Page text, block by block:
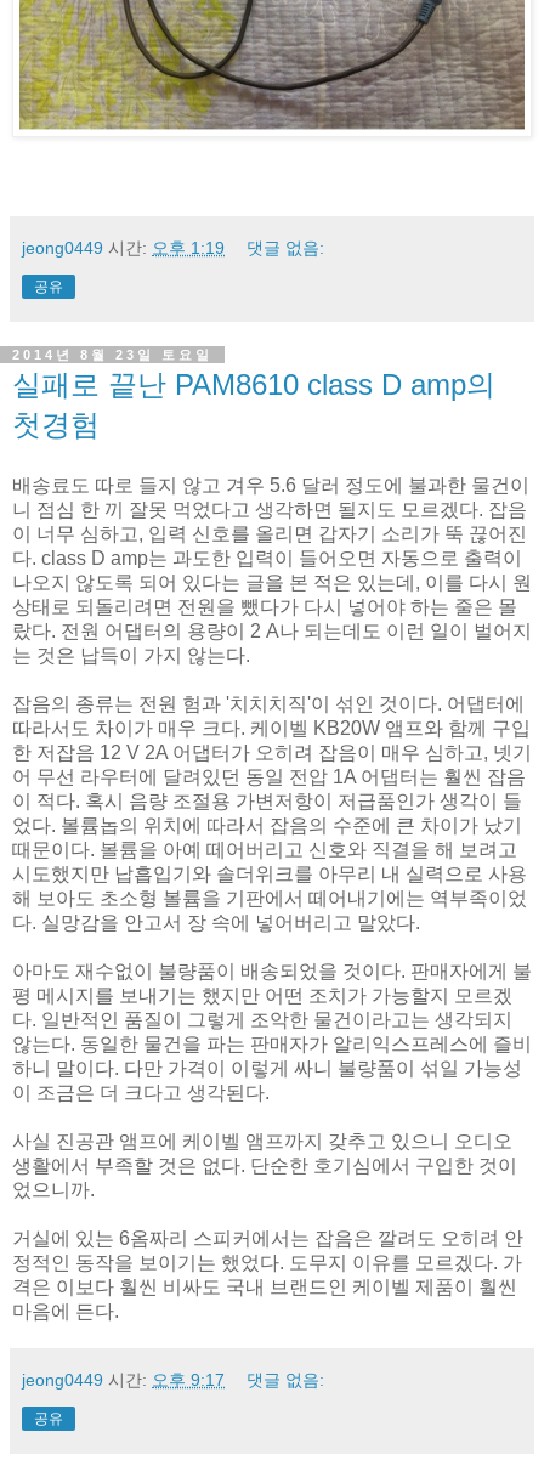
jeong0449 시간: 오후 1:19 댓글 없음:
공유
2014년 8월 23일 토요일
실패로 끝난 PAM8610 class D amp의
첫경험
배송료도 따로 들지 않고 겨우 5.6 달러 정도에 불과한 물건이
니 점심 한 끼 잘못 먹었다고 생각하면 될지도 모르겠다. 잡음
이 너무 심하고, 입력 신호를 올리면 갑자기 소리가 뚝 끊어진
다. class D amp는 과도한 입력이 들어오면 자동으로 출력이
나오지 않도록 되어 있다는 글을 본 적은 있는데, 이를 다시 원
상태로 되돌리려면 전원을 뺐다가 다시 넣어야 하는 줄은 몰
랐다. 전원 어댑터의 용량이 2 A나 되는데도 이런 일이 벌어지
는 것은 납득이 가지 않는다.
잡음의 종류는 전원 험과 '치치치직'이 섞인 것이다. 어댑터에
따라서도 차이가 매우 크다. 케이벨 KB20W 앰프와 함께 구입
한 저잡음 12 V 2A 어댑터가 오히려 잡음이 매우 심하고, 넷기
어 무선 라우터에 달려있던 동일 전압 1A 어댑터는 훨씬 잡음
이 적다. 혹시 음량 조절용 가변저항이 저급품인가 생각이 들
었다. 볼륨놉의 위치에 따라서 잡음의 수준에 큰 차이가 났기
때문이다. 볼륨을 아예 떼어버리고 신호와 직결을 해 보려고
시도했지만 납흡입기와 솔더위크를 아무리 내 실력으로 사용
해 보아도 초소형 볼륨을 기판에서 떼어내기에는 역부족이었
다. 실망감을 안고서 장 속에 넣어버리고 말았다.
아마도 재수없이 불량품이 배송되었을 것이다. 판매자에게 불
평 메시지를 보내기는 했지만 어떤 조치가 가능할지 모르겠
다. 일반적인 품질이 그렇게 조악한 물건이라고는 생각되지
않는다. 동일한 물건을 파는 판매자가 알리익스프레스에 즐비
하니 말이다. 다만 가격이 이렇게 싸니 불량품이 섞일 가능성
이 조금은 더 크다고 생각된다.
사실 진공관 앰프에 케이벨 앰프까지 갖추고 있으니 오디오
생활에서 부족할 것은 없다. 단순한 호기심에서 구입한 것이
었으니까.
거실에 있는 6옴짜리 스피커에서는 잡음은 깔려도 오히려 안
정적인 동작을 보이기는 했었다. 도무지 이유를 모르겠다. 가
격은 이보다 훨씬 비싸도 국내 브랜드인 케이벨 제품이 훨씬
마음에 든다.
jeong0449 시간: 오후 9:17 댓글 없음:
공유